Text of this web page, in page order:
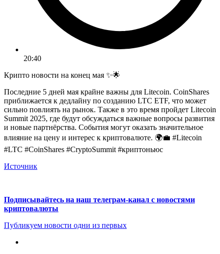
20:40
Крипто новости на конец мая ✨🌟
Последние 5 дней мая крайне важны для Litecoin. CoinShares
приближается к дедлайну по созданию LTC ETF, что может
сильно повлиять на рынок. Также в это время пройдет Litecoin
Summit 2025, где будут обсуждаться важные вопросы развития
и новые партнёрства. События могут оказать значительное
влияние на цену и интерес к криптовалюте. 🌍💼 #Litecoin
#LTC #CoinShares #CryptoSummit #криптоньюс
Источник
Подписывайтесь на наш телеграм-канал с новостями
криптовалюты
Публикуем новости одни из первых